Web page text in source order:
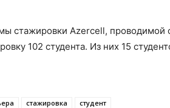
стажировки Azercell, проводимой
102 студента. Из них 15
стажировка студент